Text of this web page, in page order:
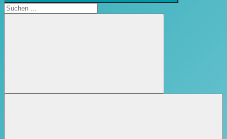
öffnen
Suchen
nach:
Suchen